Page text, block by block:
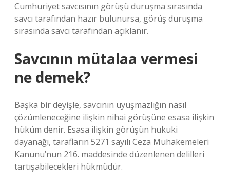
Cumhuriyet savcısının görüşü duruşma sırasında
savcı tarafından hazır bulunursa, görüş duruşma
sırasında savcı tarafından açıklanır.
Savcının mütalaa vermesi
ne demek?
Başka bir deyişle, savcının uyuşmazlığın nasıl
çözümleneceğine ilişkin nihai görüşüne esasa ilişkin
hüküm denir. Esasa ilişkin görüşün hukuki
dayanağı, tarafların 5271 sayılı Ceza Muhakemeleri
Kanunu’nun 216. maddesinde düzenlenen delilleri
tartışabilecekleri hükmüdür.